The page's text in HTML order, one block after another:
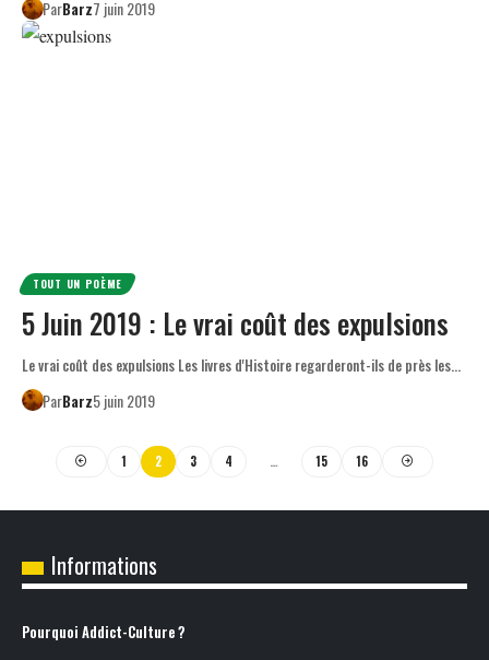
ParBarz7 juin 2019
TOUT UN POÈME
5 Juin 2019 : Le vrai coût des expulsions
Le vrai coût des expulsions Les livres d'Histoire regarderont-ils de près les…
ParBarz5 juin 2019
1 2 3 4 … 15 16
Informations
Pourquoi Addict-Culture ?